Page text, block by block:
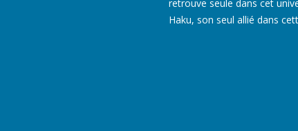
retrouve seule dans cet
Haku, son seul allié dans